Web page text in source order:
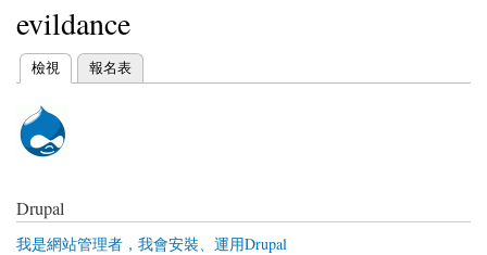
evildance
主要索引標籤
檢視
(作用中頁籤) 報名表
Drupal
我是網站管理者，我會安裝、運用Drupal